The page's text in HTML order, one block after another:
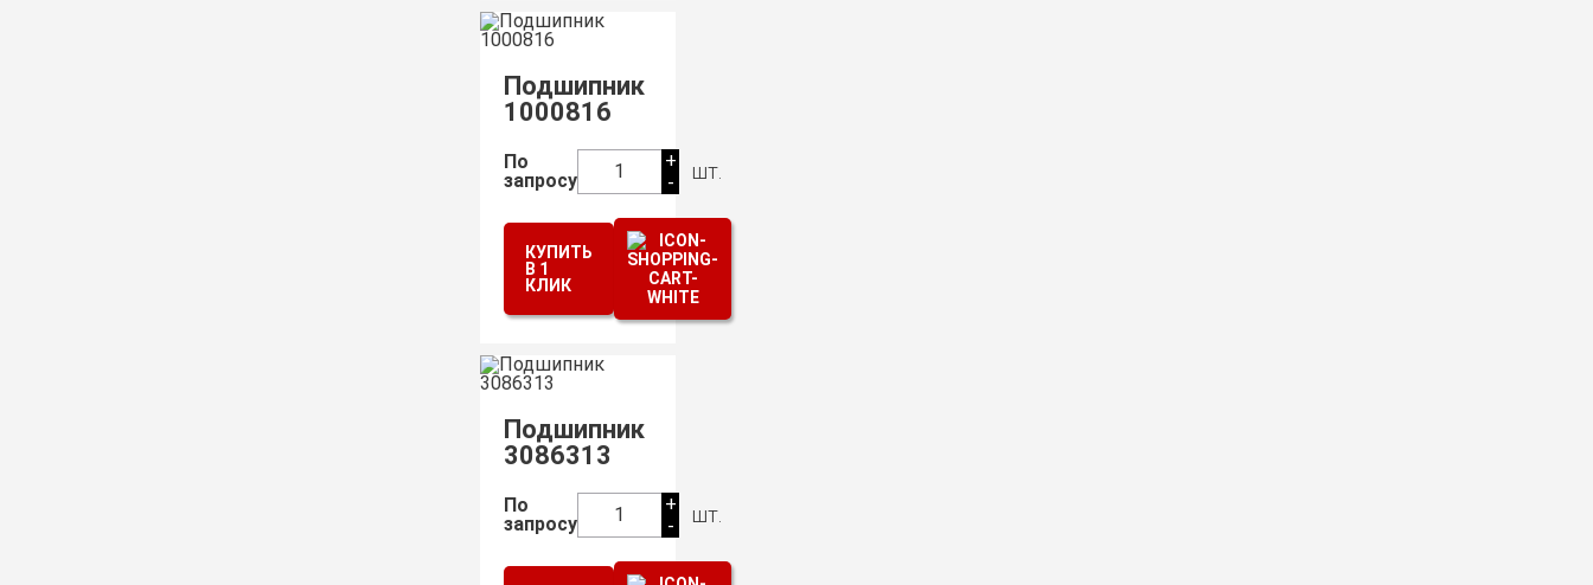
Подшипник
1000816
По
запросу
1
+
-
шт.
КУПИТЬ
В 1
КЛИК
Подшипник
3086313
По
запросу
1
+
-
шт.